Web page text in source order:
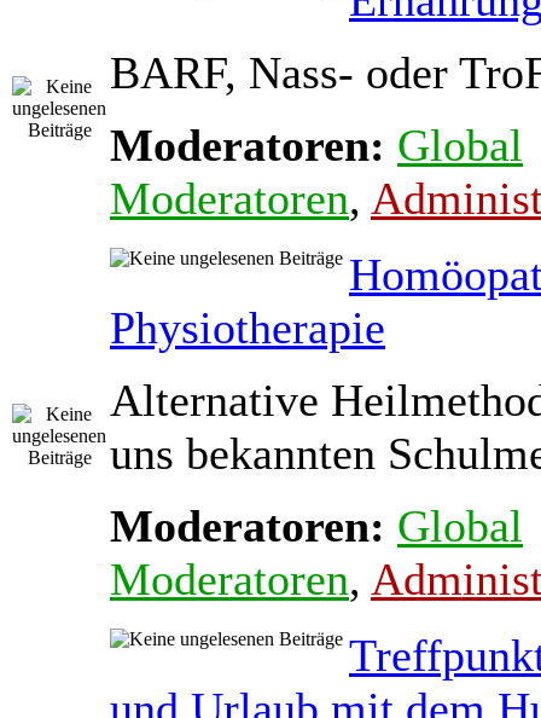
BARF, Nass- oder
Moderatoren: Global
Moderatoren,
Physiotherapie
Alternative
uns bekannten
Moderatoren: Global
Moderatoren,